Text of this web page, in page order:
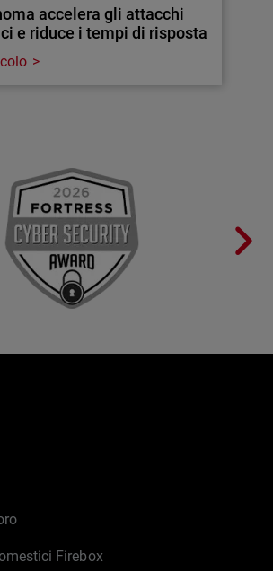
accelera gli attacchi
e riduce i tempi di risposta
Firebox